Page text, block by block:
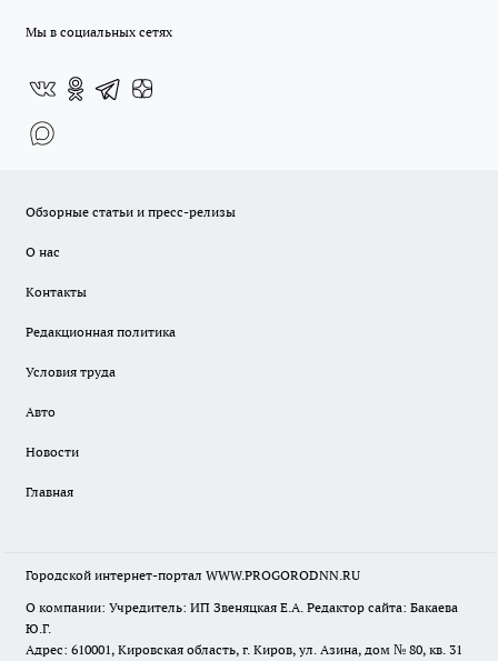
Мы в социальных сетях
Обзорные статьи и пресс-релизы
О нас
Контакты
Редакционная политика
Условия труда
Авто
Новости
Главная
Городской интернет-портал WWW.PROGORODNN.RU
О компании: Учредитель: ИП Звеняцкая Е.А. Редактор сайта: Бакаева
Ю.Г.
Адрес: 610001, Кировская область, г. Киров, ул. Азина, дом № 80, кв. 31